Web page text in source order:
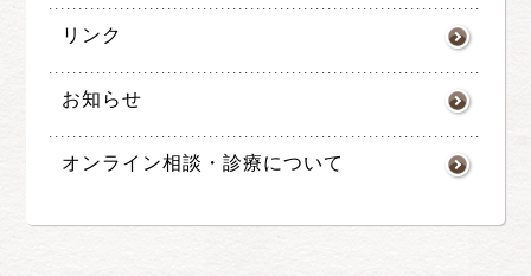
リンク
お知らせ
オンライン相談・診療について